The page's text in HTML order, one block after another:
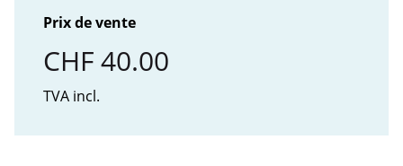
Prix de vente
CHF 40.00
TVA incl.